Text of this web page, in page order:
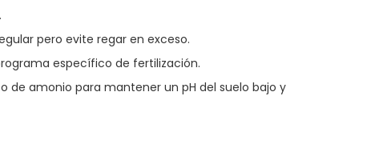
pero evite regar en exceso.
específico de fertilización.
de amonio para mantener un pH del suelo bajo y